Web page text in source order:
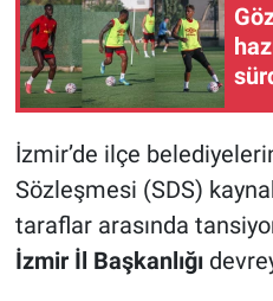
İzmir’de ilçe
Sözleşmesi (SDS)
taraflar arasında
İzmir İl Başkanlığı